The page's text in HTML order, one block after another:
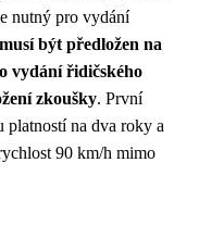
nutný pro vydání
být předložen na
vydání řidičského
zkoušky. První
platností na dva roky a
90 km/h mimo